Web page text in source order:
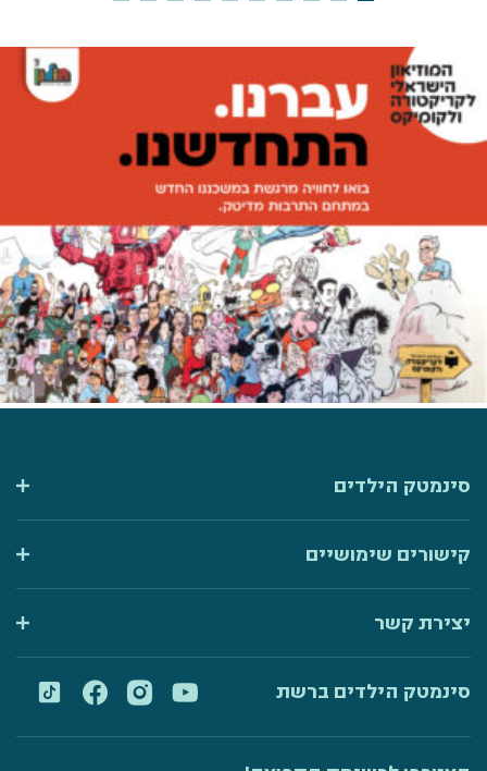
סינמטק הילדים
קישורים שימושיים
יצירת קשר
סינמטק הילדים ברשת